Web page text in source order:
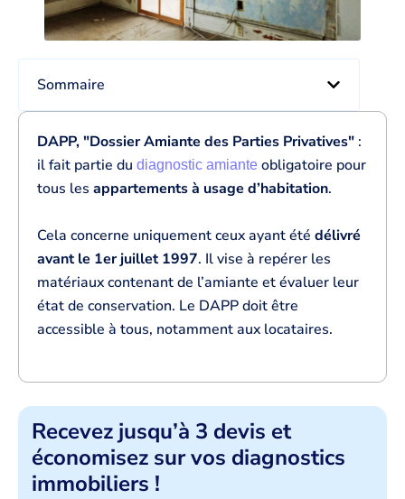
Sommaire
DAPP, "Dossier Amiante des Parties Privatives" :
il fait partie du diagnostic amiante obligatoire pour
tous les appartements à usage d’habitation.
Cela concerne uniquement ceux ayant été délivré
avant le 1er juillet 1997. Il vise à repérer les
matériaux contenant de l’amiante et évaluer leur
état de conservation. Le DAPP doit être
accessible à tous, notamment aux locataires.
Recevez jusqu’à 3 devis et
économisez sur vos diagnostics
immobiliers !